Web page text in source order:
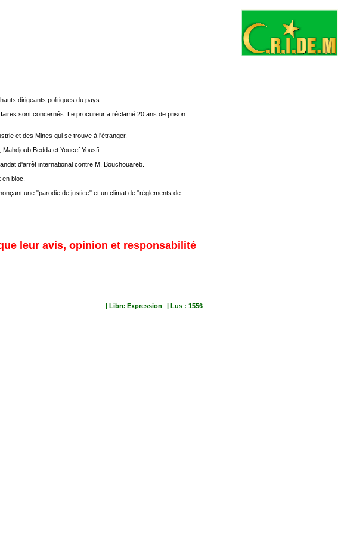
dirigeants politiques du pays.
sont concernés. Le procureur a réclamé 20 ans de prison
et des Mines qui se trouve à l'étranger.
Bedda et Youcef Yousfi.
d'arrêt international contre M. Bouchouareb.
en bloc.
une "parodie de justice" et un climat de "règlements de
leur avis, opinion et responsabilité
| Libre Expression
| Lus : 1556